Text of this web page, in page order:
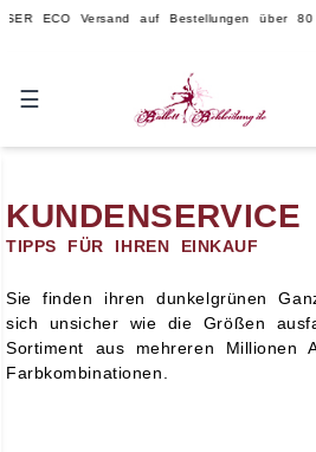
ECO Versand auf Bestellungen über 80 €
☰
KUNDENSERVICE
TIPPS FÜR IHREN EINKAUF
Sie finden ihren dunkelgrünen
sich unsicher wie die Größen
Sortiment aus mehreren Millionen
Farbkombinationen.